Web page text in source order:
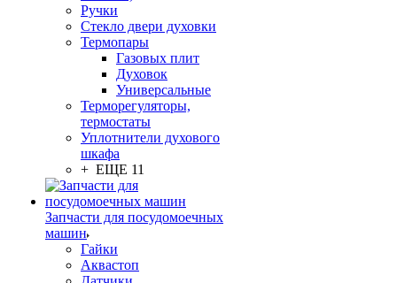
Ручки
Стекло двери духовки
Термопары
Газовых плит
Духовок
Универсальные
Терморегуляторы,
термостаты
Уплотнители духового
шкафа
+ ЕЩЕ 11
Запчасти для посудомоечных
машин
Гайки
Аквастоп